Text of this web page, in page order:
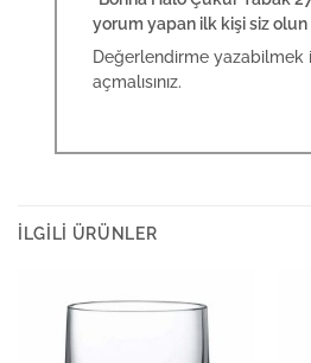
yorum yapan ilk kişi siz olun
Değerlendirme
açmalısınız.
İLGILI ÜRÜNLER